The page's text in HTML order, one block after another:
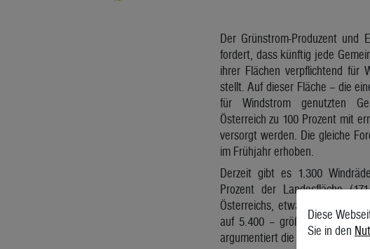
Der Grünstrom-Produzent und
fordert, dass künftig jede
ihrer Flächen verpflichtend für
stellt. Auf dieser Fläche – die
für Windstrom genutzten
Österreich zu 100 Prozent mit
versorgt werden. Die gleiche
im Frühjahr erhoben.
Derzeit gibt es 1.300
Prozent der Landesfläche
Österreichs, etwa 7,6 TWh
auf 5.400 – größere und
argumentiert die oekostrom AG,
Diese
Sie in den